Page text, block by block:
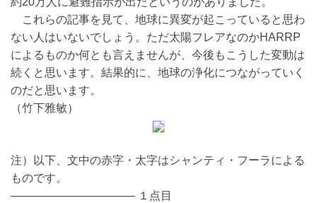
これらの記事を見て、地球に異変が起こっていると思わ
ない人はいないでしょう。ただ太陽フレアなのかHARRP
によるものか何とも言えませんが、今後もこうした変動は
続くと思います。結果的に、地球の浄化につながっていく
のだと思います。
（竹下雅敏）
注）以下、文中の赤字・太字はシャンティ・フーラによる
ものです。
——————————— １点目